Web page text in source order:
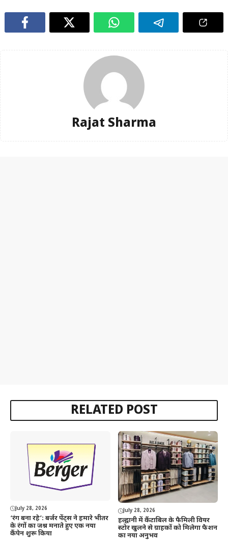
Rajat Sharma
RELATED POST
July 28, 2026
‘रंग बना रहे’: बर्जर पेंट्स ने हमारे भीतर
के रंगों का जश्न मनाते हुए एक नया
कैंपेन शुरू किया
July 28, 2026
हल्द्वानी में कैंटाबिल के फैमिली वियर
स्टोर खुलने से ग्राहकों को मिलेगा फैशन
का नया अनुभव